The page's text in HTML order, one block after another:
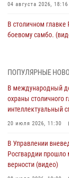
04 августа 2026, 18:16
В столичном
боевому самбо.
Офицер Росгвардии
04 августа 2026, 12:28
В Москве
на охранника
В Главном
работы
ПОПУЛЯРНЫЕ
В международный
охраны столичного
интеллектуальный
20 июля 2026, 11:30
В Управлении
Росгвардии
верности (видео)